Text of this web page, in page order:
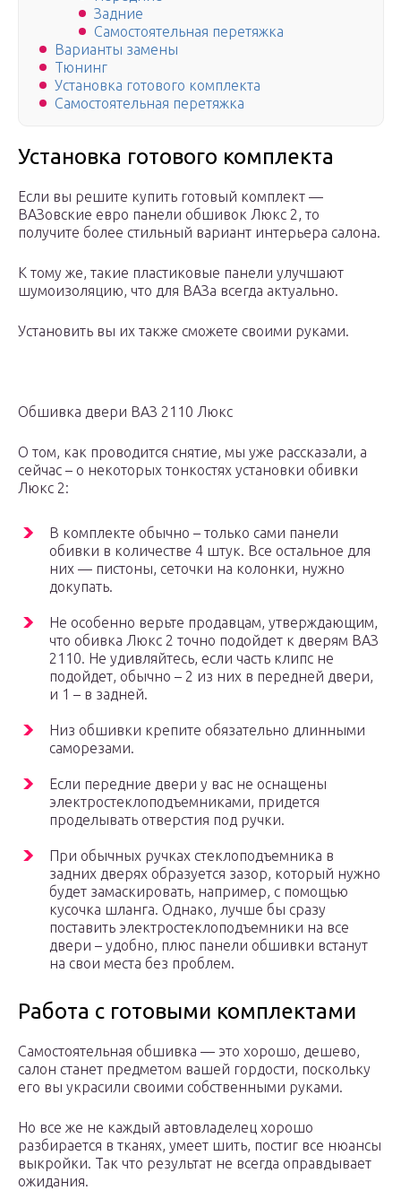
Задние
Самостоятельная перетяжка
Варианты замены
Тюнинг
Установка готового комплекта
Самостоятельная перетяжка
Установка готового комплекта
Если вы решите купить готовый комплект —
ВАЗовские евро панели обшивок Люкс 2, то
получите более стильный вариант интерьера салона.
К тому же, такие пластиковые панели улучшают
шумоизоляцию, что для ВАЗа всегда актуально.
Установить вы их также сможете своими руками.
Обшивка двери ВАЗ 2110 Люкс
О том, как проводится снятие, мы уже рассказали, а
сейчас – о некоторых тонкостях установки обивки
Люкс 2:
В комплекте обычно – только сами панели
обивки в количестве 4 штук. Все остальное для
них — пистоны, сеточки на колонки, нужно
докупать.
Не особенно верьте продавцам, утверждающим,
что обивка Люкс 2 точно подойдет к дверям ВАЗ
2110. Не удивляйтесь, если часть клипс не
подойдет, обычно – 2 из них в передней двери,
и 1 – в задней.
Низ обшивки крепите обязательно длинными
саморезами.
Если передние двери у вас не оснащены
электростеклоподъемниками, придется
проделывать отверстия под ручки.
При обычных ручках стеклоподъемника в
задних дверях образуется зазор, который нужно
будет замаскировать, например, с помощью
кусочка шланга. Однако, лучше бы сразу
поставить электростеклоподъемники на все
двери – удобно, плюс панели обшивки встанут
на свои места без проблем.
Работа с готовыми комплектами
Самостоятельная обшивка — это хорошо, дешево,
салон станет предметом вашей гордости, поскольку
его вы украсили своими собственными руками.
Но все же не каждый автовладелец хорошо
разбирается в тканях, умеет шить, постиг все нюансы
выкройки. Так что результат не всегда оправдывает
ожидания.